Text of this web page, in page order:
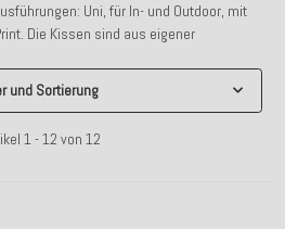
Uni, für In- und Outdoor, mit
Die Kissen sind aus eigener
und Sortierung
1 - 12 von 12